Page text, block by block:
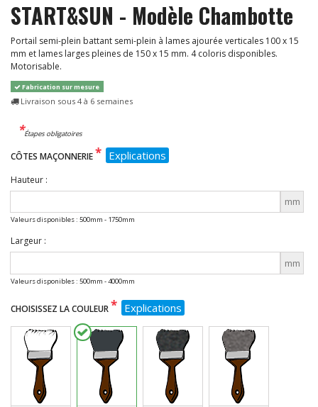
START&SUN - Modèle Chambotte
Portail semi-plein battant semi-plein à lames ajourée verticales 100 x 15
mm et lames larges pleines de 150 x 15 mm. 4 coloris disponibles.
Motorisable.
Fabrication sur mesure
Livraison sous 4 à 6 semaines
*Étapes obligatoires
CÔTES MAÇONNERIE* Explications
Hauteur :
mm
Valeurs disponibles : 500mm - 1750mm
Largeur :
mm
Valeurs disponibles : 500mm - 4000mm
CHOISISSEZ LA COULEUR* Explications